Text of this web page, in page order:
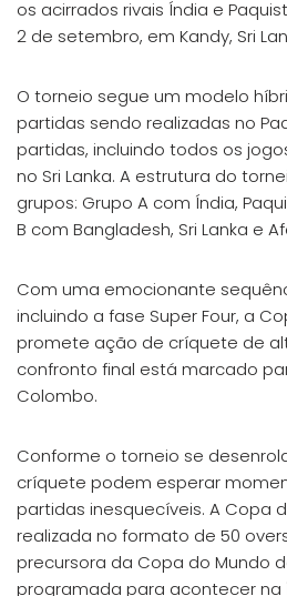
os acirrados rivais Índia e
2 de setembro, em Kandy, Sri
O torneio segue um modelo
partidas sendo realizadas no
partidas, incluindo todos os
no Sri Lanka. A estrutura do
grupos: Grupo A com Índia,
B com Bangladesh, Sri Lanka e
Com uma emocionante
incluindo a fase Super Four, a
promete ação de críquete de
confronto final está marcado
Colombo.
Conforme o torneio se
críquete podem esperar
partidas inesquecíveis. A Copa
realizada no formato de 50
precursora da Copa do Mundo
programada para acontecer na